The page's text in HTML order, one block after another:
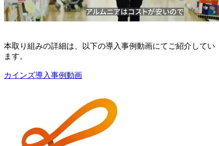
本取り組みの詳細は、以下の導入事例動画にてご紹介してい
ます。
カインズ導入事例動画